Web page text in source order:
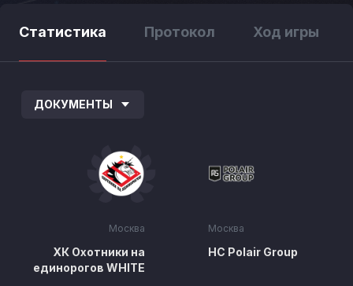
Статистика Протокол Ход игры
ДОКУМЕНТЫ
Москва
ХК Охотники на
единорогов WHITE
Москва
HC Polair Group